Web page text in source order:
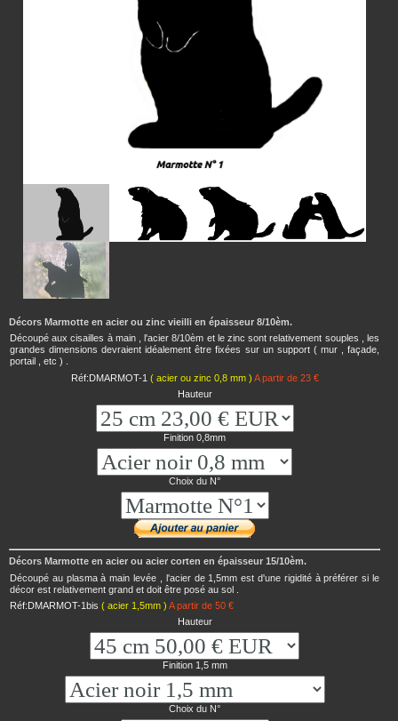
Décors Marmotte en acier ou zinc vieilli en épaisseur 8/10èm.
Découpé aux cisailles à main , l'acier 8/10èm et le zinc sont relativement souples , les
grandes dimensions devraient idéalement être fixées sur un support ( mur , façade,
portail , etc ) .
Réf:DMARMOT-1 ( acier ou zinc 0,8 mm ) A partir de 23 €
Hauteur
Finition 0,8mm
Choix du N°
Décors Marmotte en acier ou acier corten en épaisseur 15/10èm.
Découpé au plasma à main levée , l'acier de 1,5mm est d'une rigidité à préférer si le
décor est relativement grand et doit être posé au sol .
Réf:DMARMOT-1bis( acier 1,5mm ) A partir de 50 €
Hauteur
Finition 1,5 mm
Choix du N°